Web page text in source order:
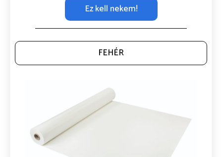
Ez kell nekem!
FEHÉR